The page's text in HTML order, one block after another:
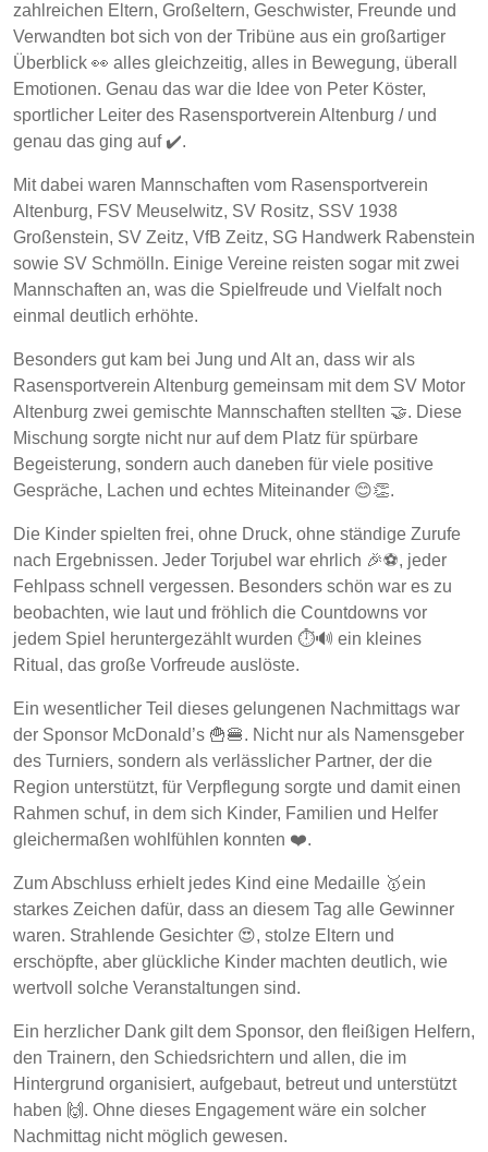
zahlreichen Eltern, Großeltern, Geschwister, Freunde und
Verwandten bot sich von der Tribüne aus ein großartiger
Überblick 👀 alles gleichzeitig, alles in Bewegung, überall
Emotionen. Genau das war die Idee von Peter Köster,
sportlicher Leiter des Rasensportverein Altenburg / und
genau das ging auf ✔️.
Mit dabei waren Mannschaften vom Rasensportverein
Altenburg, FSV Meuselwitz, SV Rositz, SSV 1938
Großenstein, SV Zeitz, VfB Zeitz, SG Handwerk Rabenstein
sowie SV Schmölln. Einige Vereine reisten sogar mit zwei
Mannschaften an, was die Spielfreude und Vielfalt noch
einmal deutlich erhöhte.
Besonders gut kam bei Jung und Alt an, dass wir als
Rasensportverein Altenburg gemeinsam mit dem SV Motor
Altenburg zwei gemischte Mannschaften stellten 🤝. Diese
Mischung sorgte nicht nur auf dem Platz für spürbare
Begeisterung, sondern auch daneben für viele positive
Gespräche, Lachen und echtes Miteinander 😊👏.
Die Kinder spielten frei, ohne Druck, ohne ständige Zurufe
nach Ergebnissen. Jeder Torjubel war ehrlich 🎉⚽, jeder
Fehlpass schnell vergessen. Besonders schön war es zu
beobachten, wie laut und fröhlich die Countdowns vor
jedem Spiel heruntergezählt wurden ⏱️🔊 ein kleines
Ritual, das große Vorfreude auslöste.
Ein wesentlicher Teil dieses gelungenen Nachmittags war
der Sponsor McDonald’s 🍟🍔. Nicht nur als Namensgeber
des Turniers, sondern als verlässlicher Partner, der die
Region unterstützt, für Verpflegung sorgte und damit einen
Rahmen schuf, in dem sich Kinder, Familien und Helfer
gleichermaßen wohlfühlen konnten ❤️.
Zum Abschluss erhielt jedes Kind eine Medaille 🥇ein
starkes Zeichen dafür, dass an diesem Tag alle Gewinner
waren. Strahlende Gesichter 😍, stolze Eltern und
erschöpfte, aber glückliche Kinder machten deutlich, wie
wertvoll solche Veranstaltungen sind.
Ein herzlicher Dank gilt dem Sponsor, den fleißigen Helfern,
den Trainern, den Schiedsrichtern und allen, die im
Hintergrund organisiert, aufgebaut, betreut und unterstützt
haben 🙌. Ohne dieses Engagement wäre ein solcher
Nachmittag nicht möglich gewesen.